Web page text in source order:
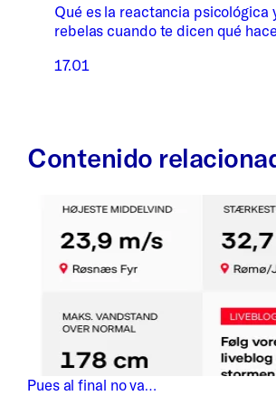
Qué es la reactancia psicológica
rebelas cuando te dicen qué
17.01
Contenido
Pues al final no va…